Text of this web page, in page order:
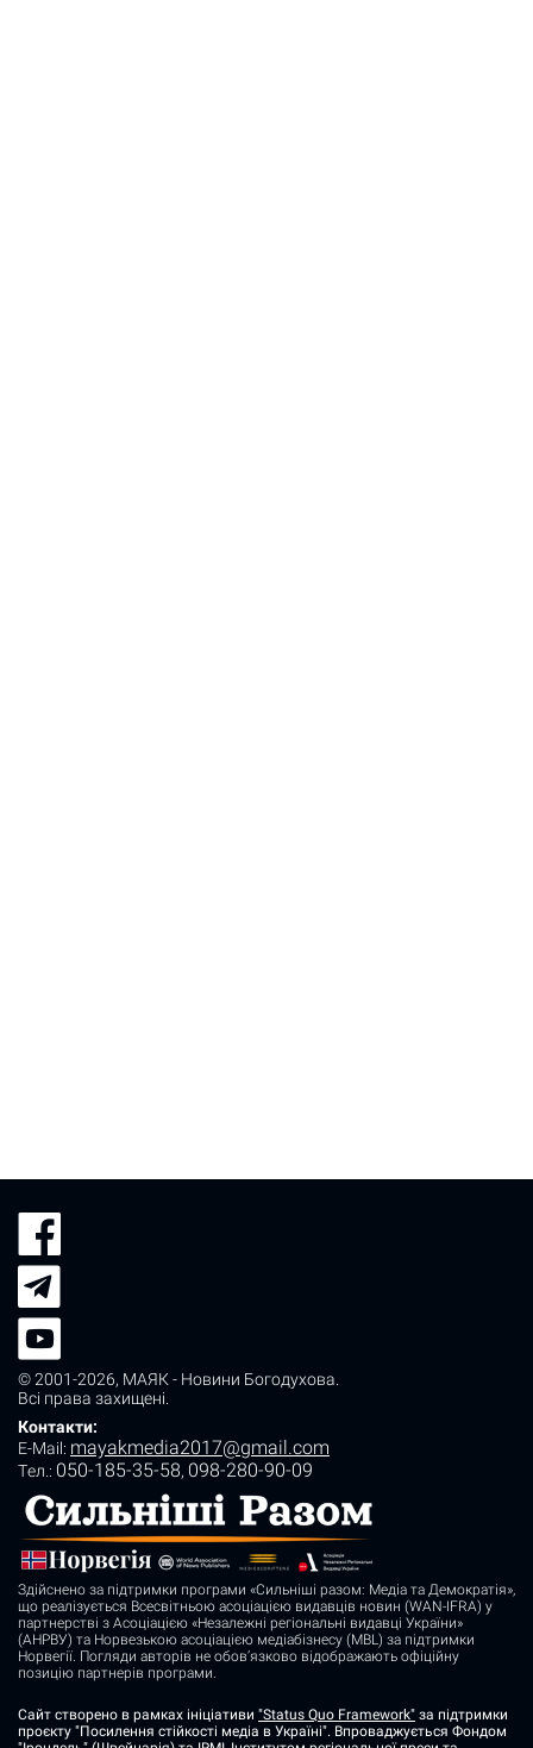
© 2001-2026, МАЯК - Новини Богодухова
Всі права захищені.
Контакти:
E-Mail: mayakmedia2017@gmail.com
Tел.: 050-185-35-58, 098-280-90-09
Здійснено за підтримки програми «Сильніші разом: Медіа та Демократія»,
що реалізується Всесвітньою асоціацією видавців новин (WAN-IFRA) у
партнерстві з Асоціацією «Незалежні регіональні видавці України»
(АНРВУ) та Норвезькою асоціацією медіабізнесу (MBL) за підтримки
Норвегії. Погляди авторів не обов’язково відображають офіційну
позицію партнерів програми.
Сайт створено в рамках ініціативи "Status Quo Framework" за підтримки
проєкту "Посилення стійкості медіа в Україні". Впроваджується Фондом